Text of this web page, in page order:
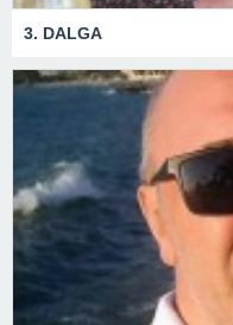
3. DALGA